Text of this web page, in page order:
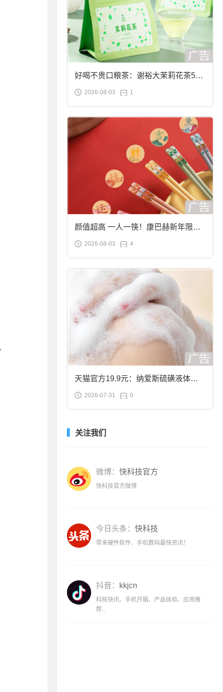
好喝不贵口粮茶：谢裕大茉莉花茶50g
袋装9.9元到手
2026-08-03 1
颜值超高 一人一筷！康巴赫新年限定
合金筷子大促：19.9元
2026-08-03 4
天猫官方19.9元：纳爱斯硫磺液体香
皂2斤大促
2026-07-31 0
关注我们
微博： 快科技官方
快科技官方微博
今日头条： 快科技
带来硬件软件、手机数码最快资讯！
抖音： kkjcn
科技快讯、手机开箱、产品体验、应用推
荐...